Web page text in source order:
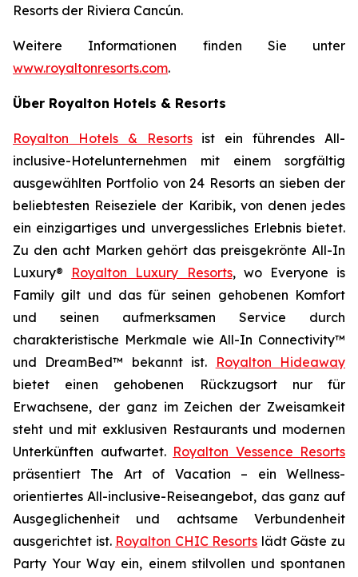
Resorts der Riviera Cancún.
Weitere Informationen finden Sie unter
www.royaltonresorts.com.
Über Royalton Hotels & Resorts
Royalton Hotels & Resortsist ein führendes All-
inclusive-Hotelunternehmen mit einem sorgfältig
ausgewählten Portfolio von 24 Resorts an sieben der
beliebtesten Reiseziele der Karibik, von denen jedes
ein einzigartiges und unvergessliches Erlebnis bietet.
Zu den acht Marken gehört das preisgekrönte All-In
Luxury® Royalton Luxury Resorts, wo Everyone is
Family gilt und das für seinen gehobenen Komfort
und seinen aufmerksamen Service durch
charakteristische Merkmale wie All-In Connectivity™
und DreamBed™ bekannt ist.
Royalton Hideaway
bietet einen gehobenen Rückzugsort nur für
Erwachsene, der ganz im Zeichen der Zweisamkeit
steht und mit exklusiven Restaurants und modernen
Unterkünften aufwartet. Royalton Vessence Resorts
präsentiert The Art of Vacation – ein Wellness-
orientiertes All-inclusive-Reiseangebot, das ganz auf
Ausgeglichenheit und achtsame Verbundenheit
ausgerichtet ist. Royalton CHIC Resorts lädt Gäste zu
Party Your Way ein, einem stilvollen und spontanen